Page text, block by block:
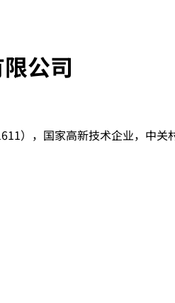
公司
），国家高新技术企业，中